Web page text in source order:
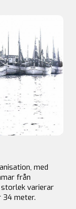
med
från
varierar
meter.